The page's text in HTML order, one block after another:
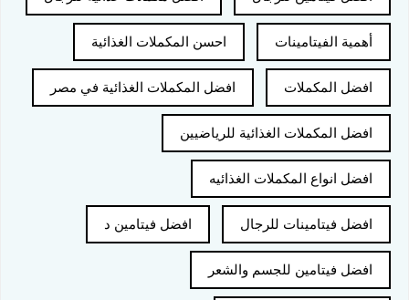
أهمية الفيتامينات احسن المكملات الغذائية
افضل المكملات افضل المكملات الغذائية في مصر
افضل المكملات الغذائية للرياضيين
افضل انواع المكملات الغذائيه
افضل فيتامينات للرجال افضل فيتامين د
افضل فيتامين للجسم والشعر